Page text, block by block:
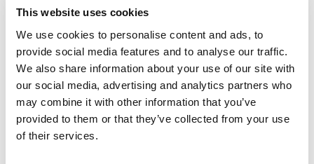
This website uses cookies
We use cookies to personalise content and ads, to
provide social media features and to analyse our traffic.
We also share information about your use of our site with
our social media, advertising and analytics partners who
may combine it with other information that you’ve
provided to them or that they’ve collected from your use
of their services.
Produktinformationen
Technische Eigenschaften